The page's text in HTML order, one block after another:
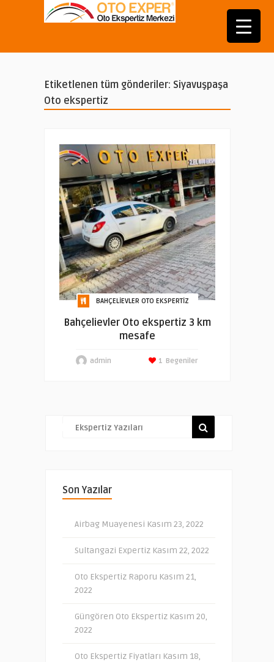
Etiketlenen tüm gönderiler: Siyavuşpaşa
Oto ekspertiz
BAHÇELIEVLER OTO EKSPERTIZ
Bahçelievler Oto ekspertiz 3 km
mesafe
admin Begeniler
1
Son Yazılar
Airbag Muayenesi Kasım 23, 2022
Sultangazi Expertiz Kasım 22, 2022
Oto Ekspertiz Raporu Kasım 21,
2022
Güngören Oto Ekspertiz Kasım 20,
2022
Oto Ekspertiz Fiyatları Kasım 18,